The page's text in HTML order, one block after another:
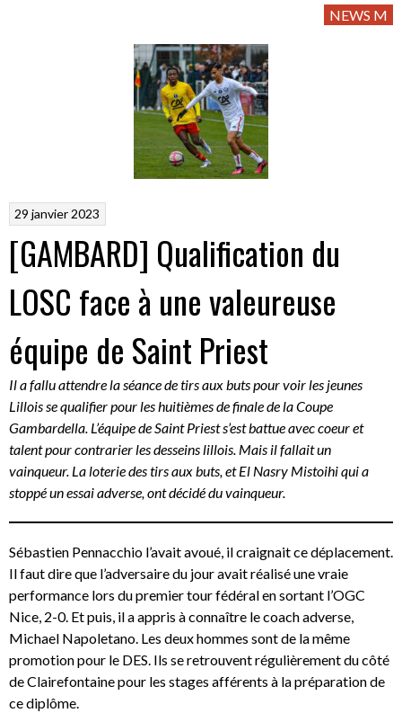
NEWS M
29 janvier 2023
[GAMBARD] Qualification du
LOSC face à une valeureuse
équipe de Saint Priest
Il a fallu attendre la séance de tirs aux buts pour voir les jeunes
Lillois se qualifier pour les huitièmes de finale de la Coupe
Gambardella. L’équipe de Saint Priest s’est battue avec coeur et
talent pour contrarier les desseins lillois. Mais il fallait un
vainqueur. La loterie des tirs aux buts, et El Nasry Mistoihi qui a
stoppé un essai adverse, ont décidé du vainqueur.
Sébastien Pennacchio l’avait avoué, il craignait ce déplacement.
Il faut dire que l’adversaire du jour avait réalisé une vraie
performance lors du premier tour fédéral en sortant l’OGC
Nice, 2-0. Et puis, il a appris à connaître le coach adverse,
Michael Napoletano. Les deux hommes sont de la même
promotion pour le DES. Ils se retrouvent régulièrement du côté
de Clairefontaine pour les stages afférents à la préparation de
ce diplôme.